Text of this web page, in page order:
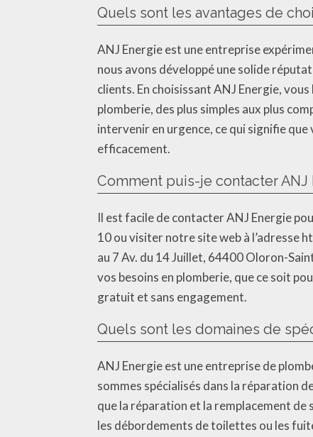
Quels sont les avantages de
ANJ Energie est une entreprise
nous avons développé une solide
clients. En choisissant ANJ Energie,
plomberie, des plus simples aux plus
intervenir en urgence, ce qui signifie
efficacement.
Comment puis-je contacter
Il est facile de contacter ANJ Energie
10 ou visiter notre site web à l’adresse
au 7 Av. du 14 Juillet, 64400 Oloron-
vos besoins en plomberie, que ce soit
gratuit et sans engagement.
Quels sont les domaines de
ANJ Energie est une entreprise de
sommes spécialisés dans la réparation
que la réparation et la remplacement de
les débordements de toilettes ou les